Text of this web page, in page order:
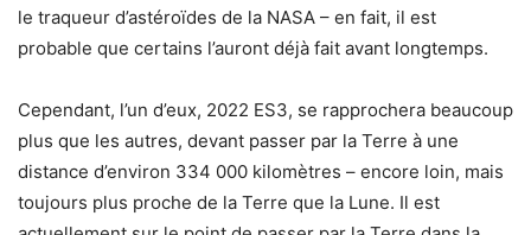
le traqueur d’astéroïdes de la NASA – en fait, il est
probable que certains l’auront déjà fait avant longtemps.
Cependant, l’un d’eux, 2022 ES3, se rapprochera beaucoup
plus que les autres, devant passer par la Terre à une
distance d’environ 334 000 kilomètres – encore loin, mais
toujours plus proche de la Terre que la Lune. Il est